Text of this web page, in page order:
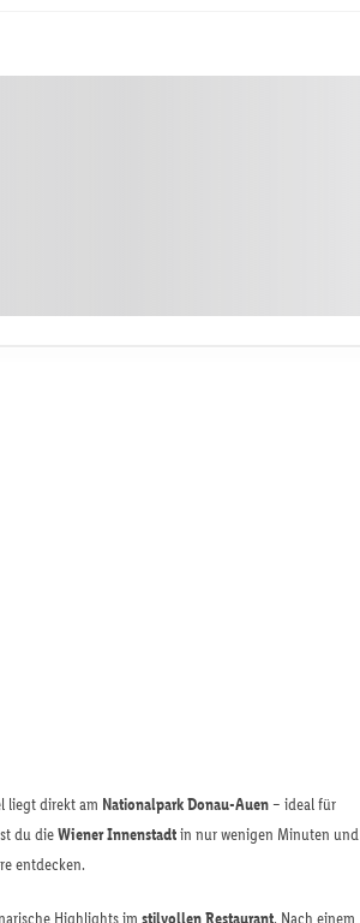
liegt direkt am Nationalpark Donau-Auen – ideal für
du dieWiener Innenstadtin nur wenigen Minuten und
entdecken.
Highlights im stilvollen Restaurant. Nach einem